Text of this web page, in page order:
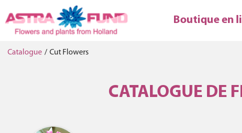
Boutique en
Catalogue / Cut Flowers
CATALOGUE DE